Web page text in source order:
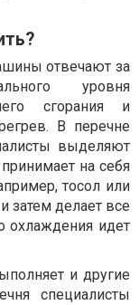
отвечают за
уровня
сгорания и
В перечне
выделяют
на себя
тосол или
затем делает все
охлаждения идет
и другие
специалисты